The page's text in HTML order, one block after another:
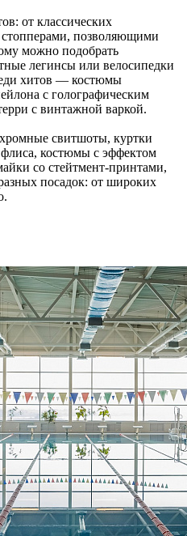
от классических
стопперами, позволяющими
можно подобрать
легинсы или велосипедки
хитов — костюмы
с голографическим
с винтажной варкой.
свитшоты, куртки
костюмы с эффектом
со стейтмент-принтами,
посадок: от широких